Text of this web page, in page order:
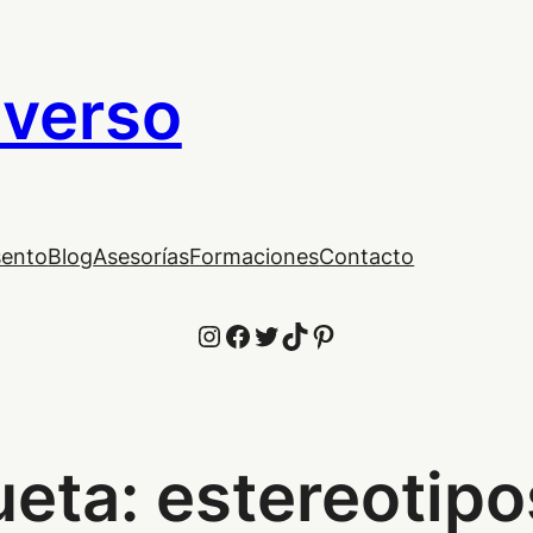
BlogAsesoríasFormacionesContacto
Instagram
Facebook
Twitter
TikTok
Pinterest